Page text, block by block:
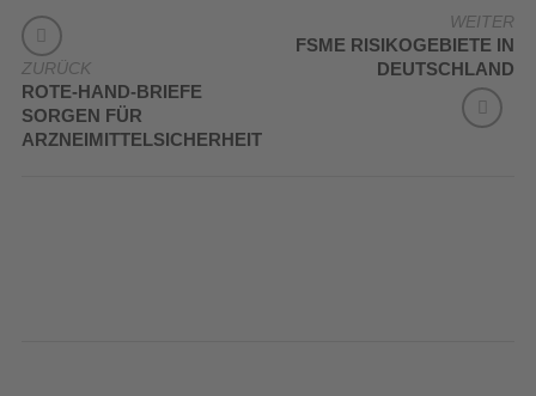
BEITRAGSNAVIGATION
ZURÜCK
ROTE-HAND-BRIEFE
SORGEN FÜR
ARZNEIMITTELSICHERHEIT
WEITER
FSME RISIKOGEBIETE IN
DEUTSCHLAND